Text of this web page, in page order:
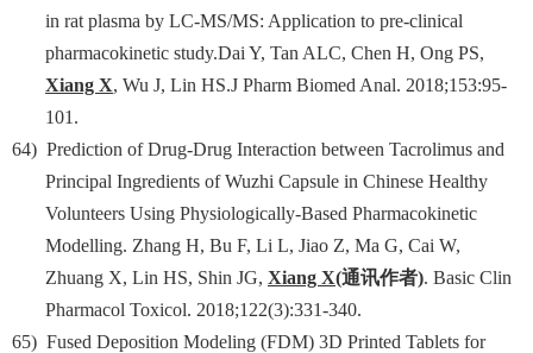
in rat plasma by LC-MS/MS: Application to pre-clinical
pharmacokinetic study.Dai Y, Tan ALC, Chen H, Ong PS,
Xiang X, Wu J, Lin HS.J Pharm Biomed Anal. 2018;153:95-
101.
64) Prediction of Drug-Drug Interaction between Tacrolimus and
Principal Ingredients of Wuzhi Capsule in Chinese Healthy
Volunteers Using Physiologically-Based Pharmacokinetic
Modelling. Zhang H, Bu F, Li L, Jiao Z, Ma G, Cai W,
Zhuang X, Lin HS, Shin JG, Xiang X(通讯作者). Basic Clin
Pharmacol Toxicol. 2018;122(3):331-340.
65) Fused Deposition Modeling (FDM) 3D Printed Tablets for